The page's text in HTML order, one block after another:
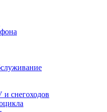
снегоходов